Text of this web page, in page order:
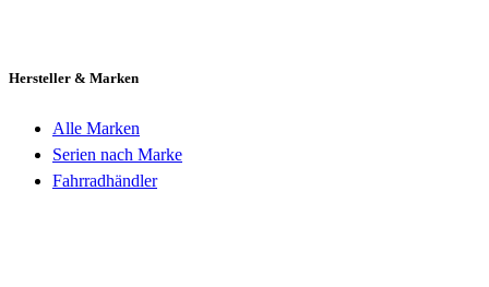
Hersteller & Marken
Alle Marken
Serien nach Marke
Fahrradhändler